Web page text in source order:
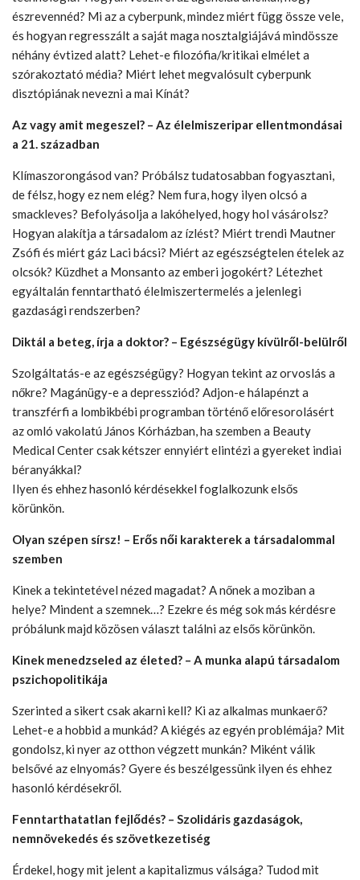
észrevennéd? Mi az a cyberpunk, mindez miért függ össze vele,
és hogyan regresszált a saját maga nosztalgiájává mindössze
néhány évtized alatt? Lehet-e filozófia/kritikai elmélet a
szórakoztató média? Miért lehet megvalósult cyberpunk
disztópiának nevezni a mai Kínát?
Az vagy amit megeszel? – Az élelmiszeripar ellentmondásai
a 21. században
Klímaszorongásod van? Próbálsz tudatosabban fogyasztani,
de félsz, hogy ez nem elég? Nem fura, hogy ilyen olcsó a
smackleves? Befolyásolja a lakóhelyed, hogy hol vásárolsz?
Hogyan alakítja a társadalom az ízlést? Miért trendi Mautner
Zsófi és miért gáz Laci bácsi? Miért az egészségtelen ételek az
olcsók? Küzdhet a Monsanto az emberi jogokért? Létezhet
egyáltalán fenntartható élelmiszertermelés a jelenlegi
gazdasági rendszerben?
Diktál a beteg, írja a doktor? – Egészségügy kívülről-belülről
Szolgáltatás-e az egészségügy? Hogyan tekint az orvoslás a
nőkre? Magánügy-e a depressziód? Adjon-e hálapénzt a
transzférfi a lombikbébi programban történő előresorolásért
az omló vakolatú János Kórházban, ha szemben a Beauty
Medical Center csak kétszer ennyiért elintézi a gyereket indiai
béranyákkal?
Ilyen és ehhez hasonló kérdésekkel foglalkozunk elsős
körünkön.
Olyan szépen sírsz! – Erős női karakterek a társadalommal
szemben
Kinek a tekintetével nézed magadat? A nőnek a moziban a
helye? Mindent a szemnek…? Ezekre és még sok más kérdésre
próbálunk majd közösen választ találni az elsős körünkön.
Kinek menedzseled az életed? – A munka alapú társadalom
pszichopolitikája
Szerinted a sikert csak akarni kell? Ki az alkalmas munkaerő?
Lehet-e a hobbid a munkád? A kiégés az egyén problémája? Mit
gondolsz, ki nyer az otthon végzett munkán? Miként válik
belsővé az elnyomás? Gyere és beszélgessünk ilyen és ehhez
hasonló kérdésekről.
Fenntarthatatlan fejlődés? – Szolidáris gazdaságok,
nemnövekedés és szövetkezetiség
Érdekel, hogy mit jelent a kapitalizmus válsága? Tudod mit